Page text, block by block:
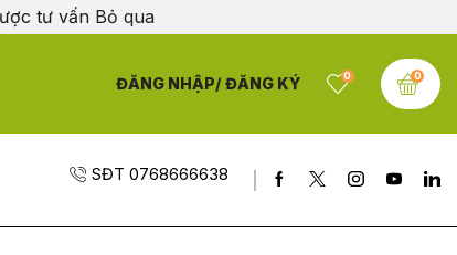
tư vấn Bỏ qua
ĐĂNG NHẬP/ ĐĂNG KÝ 0 0
SĐT 0768666638